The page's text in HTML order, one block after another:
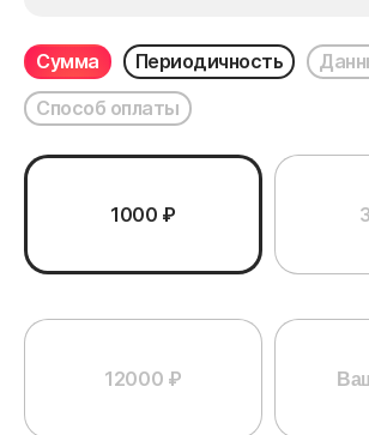
Сумма Периодичность
Способ оплаты
1000 ₽
12000 ₽